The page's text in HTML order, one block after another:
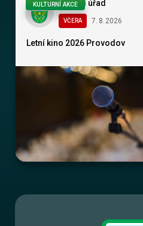
Obecní úřad
VČERA 7. 8. 2026
Letní kino 2026 Provodov
KULTURNÍ AKCE